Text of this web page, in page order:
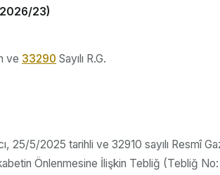
2026/23)
ve 33290 Sayılı R.G.
25/5/2025 tarihli ve 32910 sayılı Resmî
Önlenmesine İlişkin Tebliğ (Tebliğ No: